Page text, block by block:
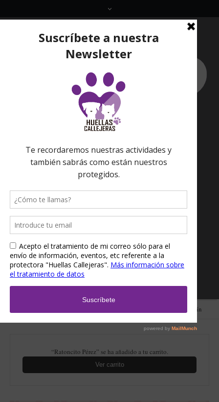
/ Llavero personaje San Valentín
“Ratoncito Pérez” se ha añadido a tu carrito.
Ver carrito